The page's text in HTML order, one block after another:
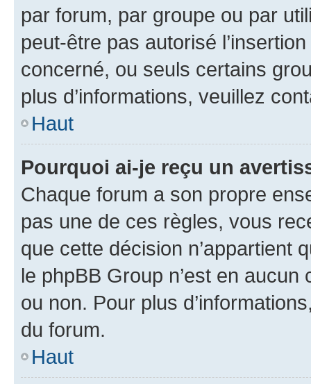
par forum, par groupe ou par
peut-être pas autorisé
concerné, ou seuls certains
plus d’informations, veuillez
Haut
Pourquoi ai-je reçu un
Chaque forum a son propre
pas une de ces règles, vous
que cette décision n’appartient
le phpBB Group n’est en
ou non. Pour plus
du forum.
Haut